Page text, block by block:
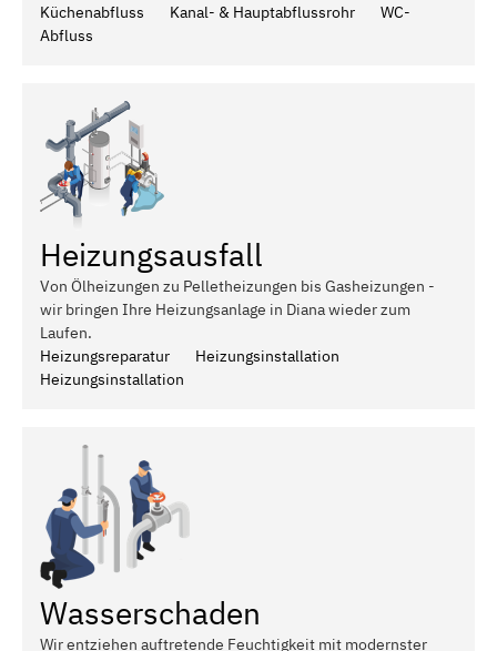
Küchenabfluss
Kanal- & Hauptabflussrohr
WC-
Abfluss
Heizungsausfall
Von Ölheizungen zu Pelletheizungen bis Gasheizungen -
wir bringen Ihre Heizungsanlage in Diana wieder zum
Laufen.
Heizungsreparatur
Heizungsinstallation
Heizungsinstallation
Wasserschaden
Wir entziehen auftretende Feuchtigkeit mit modernster